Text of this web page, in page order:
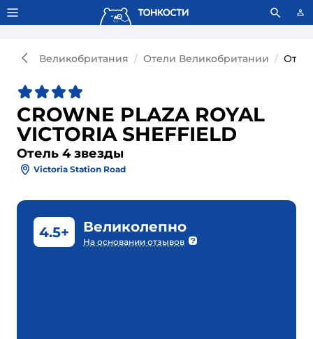
Тонкости используют сookie-файлы. Что это значит?
Великобритания Отели Великобритании
CROWNE PLAZA ROYAL
VICTORIA SHEFFIELD
Отель 4 звезды
Victoria Station Road
4.5+ Великолепно
На основании отзывов